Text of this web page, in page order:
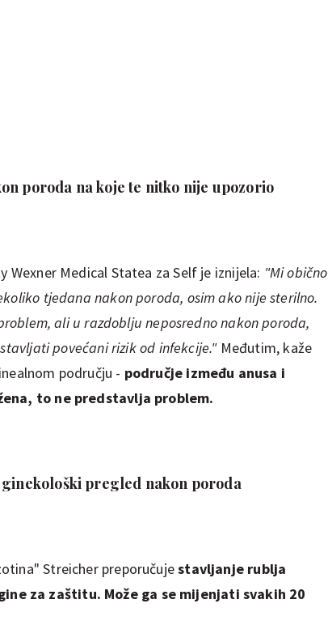
poroda na koje te nitko nije upozorio
Wexner Medical Statea za Self je iznijela: "Mi obično
tjedana nakon poroda, osim ako nije sterilno.
ali u razdoblju neposredno nakon poroda,
povećani rizik od infekcije."Međutim, kaže
području - područje između anusa i
to ne predstavlja problem.
pregled nakon poroda
Streicher preporučujestavljanje rublja
za zaštitu. Može ga se mijenjati svakih 20